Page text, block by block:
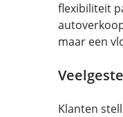
flexibiliteit
maar een
Klanten